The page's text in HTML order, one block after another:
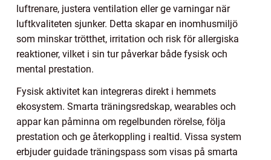
luftrenare, justera ventilation eller ge varningar när
luftkvaliteten sjunker. Detta skapar en inomhusmiljö
som minskar trötthet, irritation och risk för allergiska
reaktioner, vilket i sin tur påverkar både fysisk och
mental prestation.
Fysisk aktivitet kan integreras direkt i hemmets
ekosystem. Smarta träningsredskap, wearables och
appar kan påminna om regelbunden rörelse, följa
prestation och ge återkoppling i realtid. Vissa system
erbjuder guidade träningspass som visas på smarta